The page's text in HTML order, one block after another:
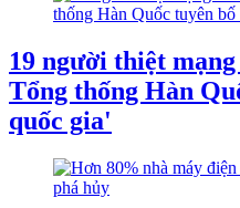
19 người thiệt
Tổng thống Hàn
quốc gia'